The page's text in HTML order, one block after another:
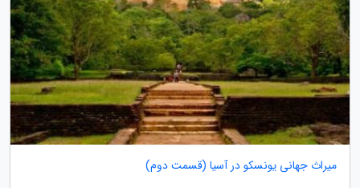
میراث جهانی یونسکو در آسیا (قسمت دوم)